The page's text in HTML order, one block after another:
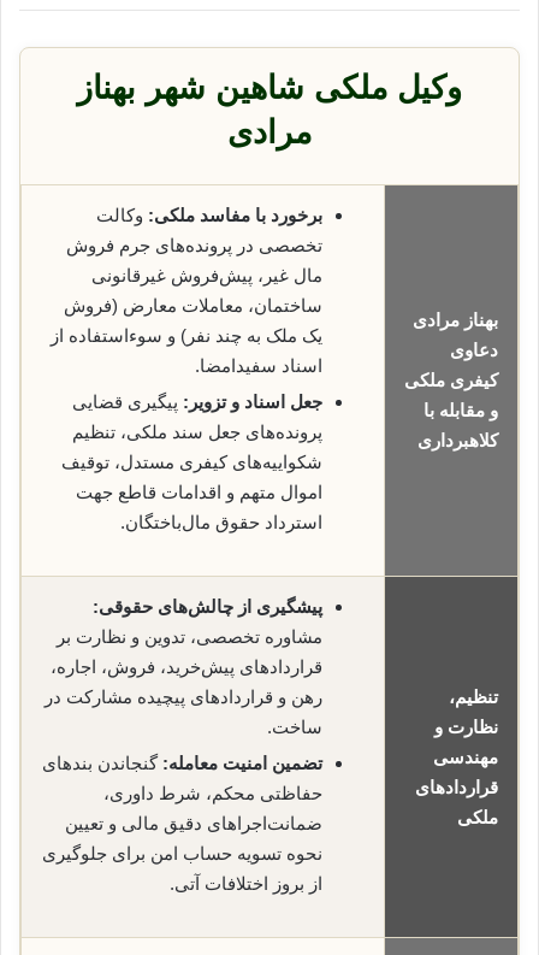
وکیل ملکی شاهین شهر بهناز
مرادی
بهناز مرادی
دعاوی
کیفری ملکی
و مقابله با
کلاهبرداری
برخورد با مفاسد ملکی: وکالت
تخصصی در پرونده‌های جرم فروش
مال غیر، پیش‌فروش غیرقانونی
ساختمان، معاملات معارض (فروش
یک ملک به چند نفر) و سوءاستفاده از
اسناد سفیدامضا.
جعل اسناد و تزویر: پیگیری قضایی
پرونده‌های جعل سند ملکی، تنظیم
شکواییه‌های کیفری مستدل، توقیف
اموال متهم و اقدامات قاطع جهت
استرداد حقوق مال‌باختگان.
تنظیم،
نظارت و
مهندسی
قراردادهای
ملکی
پیشگیری از چالش‌های حقوقی:
مشاوره تخصصی، تدوین و نظارت بر
قراردادهای پیش‌خرید، فروش، اجاره،
رهن و قراردادهای پیچیده مشارکت در
ساخت.
تضمین امنیت معامله: گنجاندن بندهای
حفاظتی محکم، شرط داوری،
ضمانت‌اجراهای دقیق مالی و تعیین
نحوه تسویه حساب امن برای جلوگیری
از بروز اختلافات آتی.